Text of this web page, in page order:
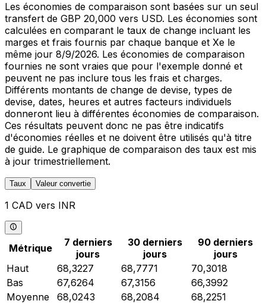
Les économies de comparaison sont basées sur un seul
transfert de GBP 20,000 vers USD. Les économies sont
calculées en comparant le taux de change incluant les
marges et frais fournis par chaque banque et Xe le
même jour 8/9/2026. Les économies de comparaison
fournies ne sont vraies que pour l'exemple donné et
peuvent ne pas inclure tous les frais et charges.
Différents montants de change de devise, types de
devise, dates, heures et autres facteurs individuels
donneront lieu à différentes économies de comparaison.
Ces résultats peuvent donc ne pas être indicatifs
d'économies réelles et ne doivent être utilisés qu'à titre
de guide. Le graphique de comparaison des taux est mis
à jour trimestriellement.
Taux Valeur convertie
1 CAD vers INR
Métrique
7 derniers
jours
30 derniers
jours
90 derniers
jours
Haut
68,3227 68,7771
70,3018
Bas
67,6264 67,3156
66,3992
Moyenne
68,0243 68,2084
68,2251